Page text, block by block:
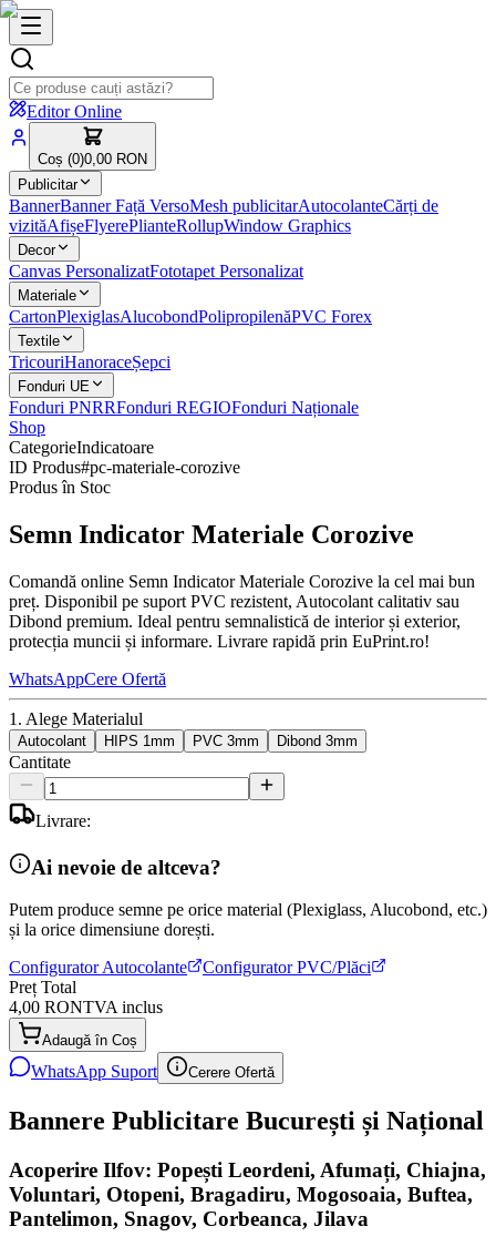
Editor Online
Coș (0)0,00 RON
Publicitar
BannerBanner Față VersoMesh publicitarAutocolanteCărți de
vizităAfișeFlyerePlianteRollupWindow Graphics
Decor
Canvas PersonalizatFototapet Personalizat
Materiale
CartonPlexiglasAlucobondPolipropilenăPVC Forex
Textile
TricouriHanoraceȘepci
Fonduri UE
Fonduri PNRRFonduri REGIOFonduri Naționale
Shop
CategorieIndicatoare
ID Produs#pc-materiale-corozive
Produs în Stoc
Semn Indicator Materiale Corozive
Comandă online Semn Indicator Materiale Corozive la cel mai bun
preț. Disponibil pe suport PVC rezistent, Autocolant calitativ sau
Dibond premium. Ideal pentru semnalistică de interior și exterior,
protecția muncii și informare. Livrare rapidă prin EuPrint.ro!
WhatsAppCere Ofertă
1. Alege Materialul
Autocolant HIPS 1mm PVC 3mm Dibond 3mm
Cantitate
Livrare:
Ai nevoie de altceva?
Putem produce semne pe orice material (Plexiglass, Alucobond, etc.)
și la orice dimensiune dorești.
Configurator Autocolante
Configurator PVC/Plăci
Preț Total
4,00 RONTVA inclus
Adaugă în Coș
WhatsApp Suport Cerere Ofertă
Bannere Publicitare București și Național
Acoperire Ilfov: Popești Leordeni, Afumați, Chiajna,
Voluntari, Otopeni, Bragadiru, Mogosoaia, Buftea,
Pantelimon, Snagov, Corbeanca, Jilava